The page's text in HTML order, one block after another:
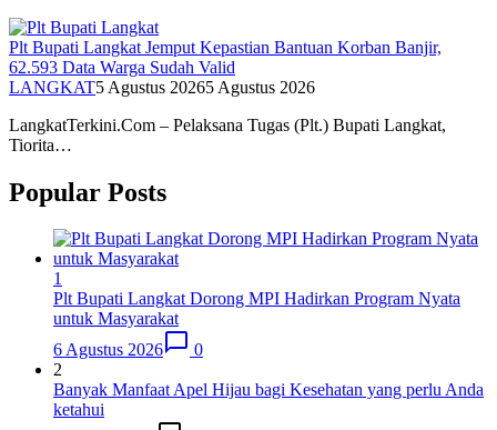
Plt Bupati Langkat Jemput Kepastian Bantuan Korban Banjir,
62.593 Data Warga Sudah Valid
LANGKAT5 Agustus 20265 Agustus 2026
LangkatTerkini.Com – Pelaksana Tugas (Plt.) Bupati Langkat,
Tiorita…
Popular Posts
1
Plt Bupati Langkat Dorong MPI Hadirkan Program Nyata
untuk Masyarakat
6 Agustus 2026
0
2
Banyak Manfaat Apel Hijau bagi Kesehatan yang perlu Anda
ketahui